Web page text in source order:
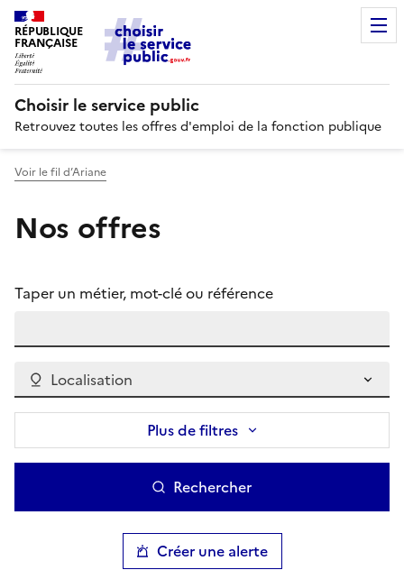
RÉPUBLIQUE
FRANÇAISE
Choisir le service public
Retrouvez toutes les offres d'emploi de la fonction publique
Voir le fil d’Ariane
Nos offres
Taper un métier, mot-clé ou référence
Localisation
Plus de filtres
Rechercher
Créer une alerte